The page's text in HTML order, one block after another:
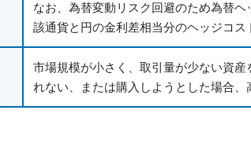
なお、為替変動リスク回避のため為替
該通貨と円の金利差相当分のヘッジコス
市場規模が小さく、取引量が少ない資
れない、または購入しようとした場合、